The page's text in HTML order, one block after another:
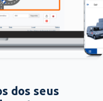
dos seus